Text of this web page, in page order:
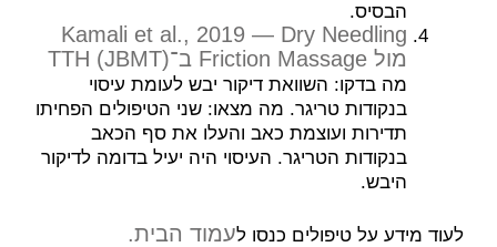
הבסיס.
Kamali et al., 2019 — Dry Needling
מול Friction Massage ב־TTH (JBMT)
מה בדקו: השוואת דיקור יבש לעומת עיסוי
בנקודות טריגר. מה מצאו: שני הטיפולים הפחיתו
תדירות ועוצמת כאב והעלו את סף הכאב
בנקודות הטריגר. העיסוי היה יעיל בדומה לדיקור
היבש.
לעוד מידע על טיפולים כנסו לעמוד הבית.